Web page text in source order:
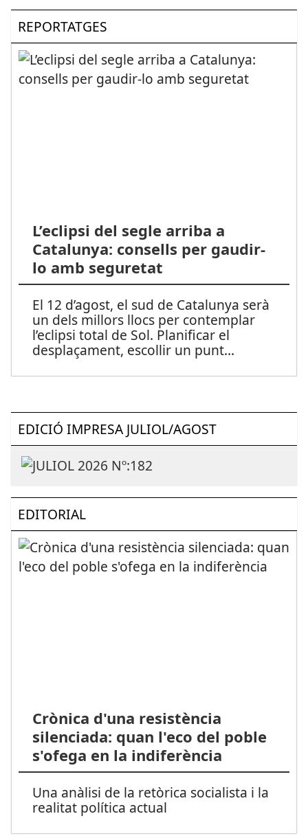
REPORTATGES
L’eclipsi del segle arriba a
Catalunya: consells per gaudir-
lo amb seguretat
El 12 d’agost, el sud de Catalunya serà
un dels millors llocs per contemplar
l’eclipsi total de Sol. Planificar el
desplaçament, escollir un punt...
EDICIÓ IMPRESA JULIOL/AGOST
EDITORIAL
Crònica d'una resistència
silenciada: quan l'eco del poble
s'ofega en la indiferència
Una anàlisi de la retòrica socialista i la
realitat política actual